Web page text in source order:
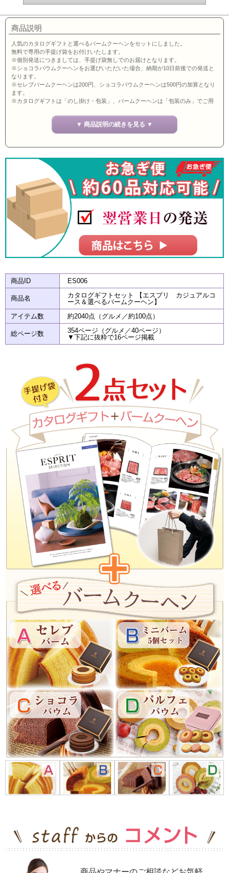
商品説明
人気のカタログギフトと選べるバームクーヘンをセットにしました。
無料で専用の手提げ袋をお付けいたします。
※個別発送につきましては、手提げ袋無しでのお届けとなります。
※ショコラバウムクーヘンをお選びいただいた場合、納期が10日前後での発送と
なります。
※セレブバームクーヘンは200円、ショコラバウムクーヘンは500円の加算となり
ます。
※カタログギフトは「のし掛け・包装」、バームクーヘンは「包装のみ」でご用
バームクーヘンにのし掛けをご希望の方は、ご注文時にお申し付け下さい。
送料は全国一律 500円（税抜） ※送り先1ヶ所につき、10,000円（税込）以上
※仕様が変わる場合がございます。
▼ 商品説明の続きを見る ▼
商品ID ES006
商品名
カタログギフトセット 【エスプリ カジュアルコ
ース＆選べるバームクーヘン】
アイテム数
約2040点（グルメ／約100点）
総ページ数
354ページ（グルメ／40ページ）
▼下記に抜粋で16ページ掲載